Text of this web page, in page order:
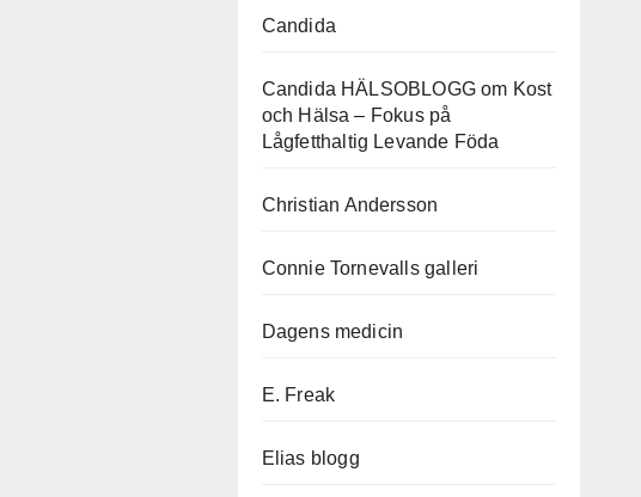
Candida
Candida HÄLSOBLOGG om Kost
och Hälsa – Fokus på
Lågfetthaltig Levande Föda
Christian Andersson
Connie Tornevalls galleri
Dagens medicin
E. Freak
Elias blogg